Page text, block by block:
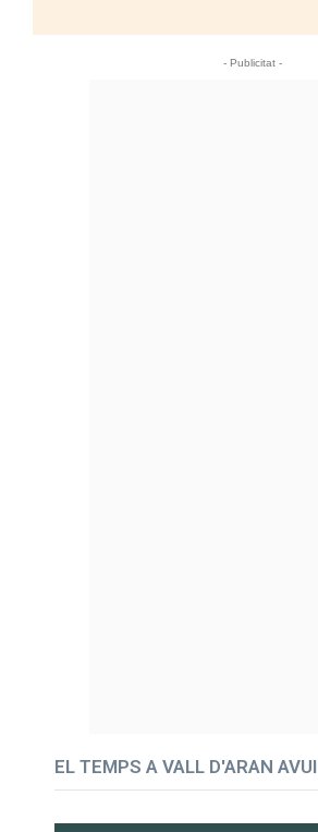
- Publicitat -
EL TEMPS A VALL D'ARAN AVUI